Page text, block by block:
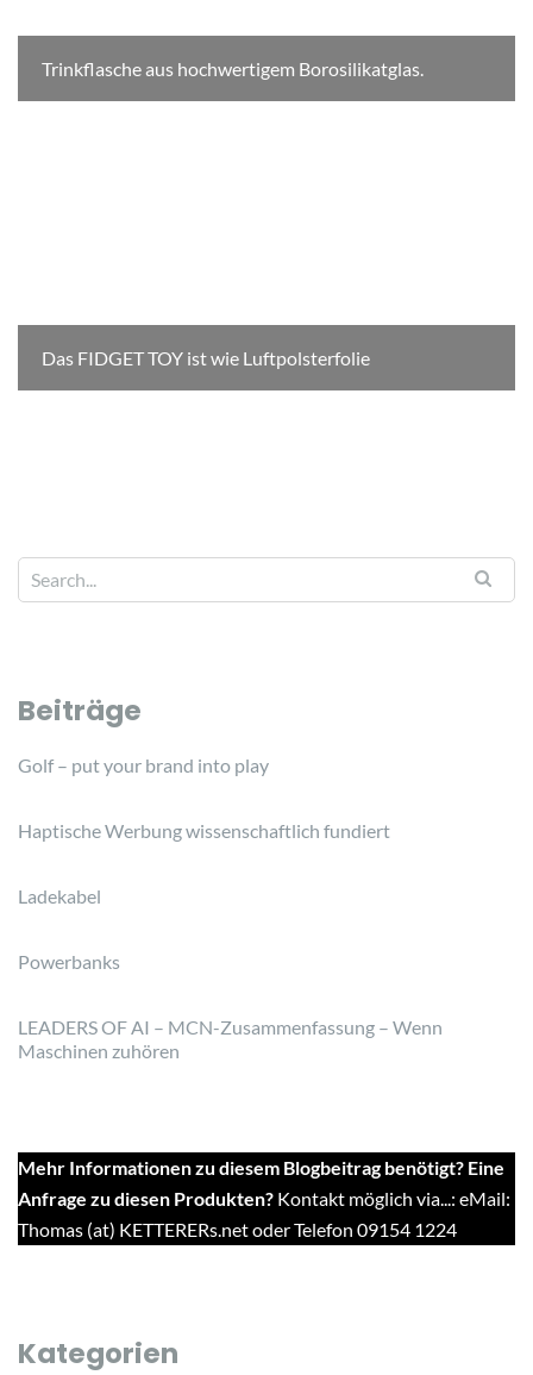
Trinkflasche aus hochwertigem Borosilikatglas.
Das FIDGET TOY ist wie Luftpolsterfolie
Beiträge
Golf – put your brand into play
Haptische Werbung wissenschaftlich fundiert
Ladekabel
Powerbanks
LEADERS OF AI – MCN-Zusammenfassung – Wenn
Maschinen zuhören
Mehr Informationen zu diesem Blogbeitrag benötigt? Eine
Anfrage zu diesen Produkten? Kontakt möglich via...: eMail:
Thomas (at) KETTERERs.net oder Telefon 09154 1224
Kategorien